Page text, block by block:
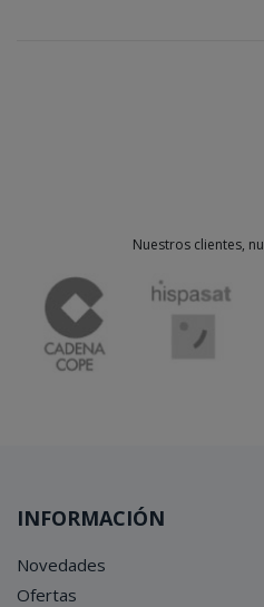
Nuestros clientes,
INFORMACIÓN
Novedades
Ofertas